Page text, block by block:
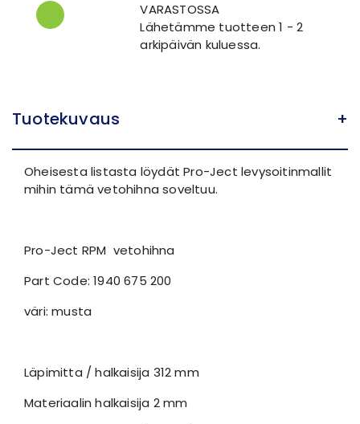
VARASTOSSA
Lähetämme tuotteen 1 - 2
arkipäivän kuluessa.
Tuotekuvaus +
Oheisesta listasta löydät Pro-Ject levysoitinmallit
mihin tämä vetohihna soveltuu.
Pro-Ject RPM vetohihna
Part Code: 1940 675 200
väri: musta
Läpimitta / halkaisija 312 mm
Materiaalin halkaisija 2 mm